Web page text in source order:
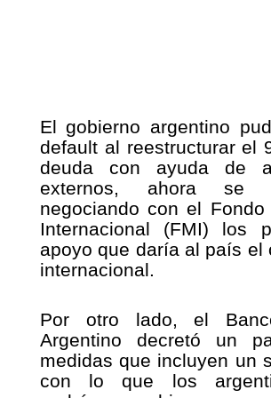
El gobierno argentino
default al reestructurar el
deuda con ayuda de
externos, ahora se
negociando con el Fondo
Internacional (FMI) los
apoyo que daría al país el
internacional.
Por otro lado, el
Argentino decretó un
medidas que incluyen un
con lo que los